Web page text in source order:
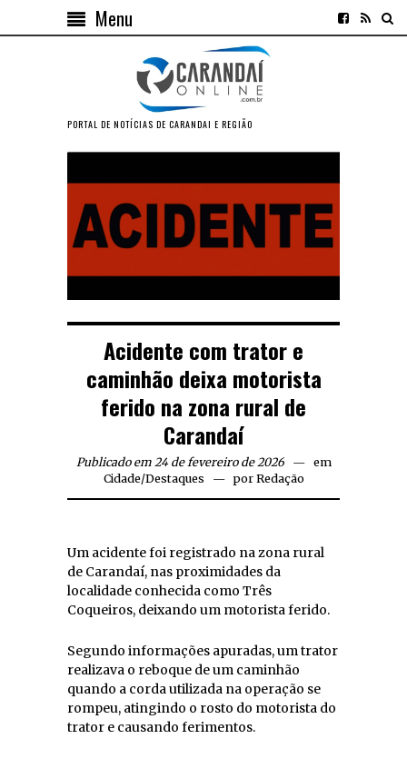
Menu
PORTAL DE NOTÍCIAS DE CARANDAI E REGIÃO
Acidente com trator e
caminhão deixa motorista
ferido na zona rural de
Carandaí
Publicado em 24 de fevereiro de 2026
em
Cidade/Destaques por Redação
Um acidente foi registrado na zona rural
de Carandaí, nas proximidades da
localidade conhecida como Três
Coqueiros, deixando um motorista ferido.
Segundo informações apuradas, um trator
realizava o reboque de um caminhão
quando a corda utilizada na operação se
rompeu, atingindo o rosto do motorista do
trator e causando ferimentos.